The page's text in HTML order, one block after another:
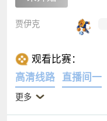
贾伊克
观看比赛：
高清线路
直播间一
更多